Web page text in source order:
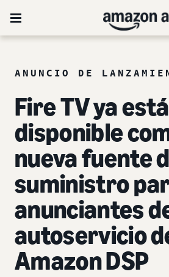
ANUNCIO DE
Fire TV ya está
disponible
nueva fuente
suministro
anunciantes
autoservicio
Amazon DSP